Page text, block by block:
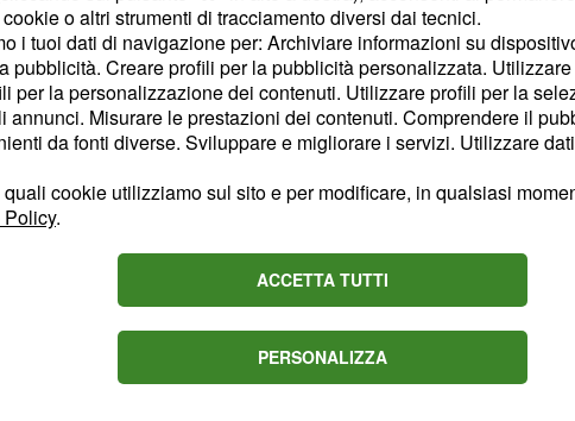
segnala inoltre la possibilità
e fulmini, con potenziali danni
infrastrutture vulnerabili.
Sala Operativa
l'attenzione anche sul
effetti al suolo figurano
dei livelli idrometrici
franosi legati alla fragilità
o altri strumenti di tracciamento diversi dai tecnici.
i tuoi dati di navigazione per: Archiviare informazioni su
pubblicità. Creare profili per la pubblicità personalizzata.
per la personalizzazione dei contenuti. Utilizzare profili per la
annunci. Misurare le prestazioni dei contenuti. Comprendere il
da fonti diverse. Sviluppare e migliorare i servizi. Utilizzare
cookie utilizziamo sul sito e per modificare, in qualsiasi
.
ACCETTA TUTTI
PERSONALIZZA